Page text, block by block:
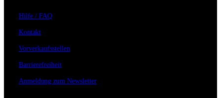
Hilfe / FAQ
Kontakt
Vorverkaufsstellen
Barrierefreiheit
Anmeldung zum Newsletter